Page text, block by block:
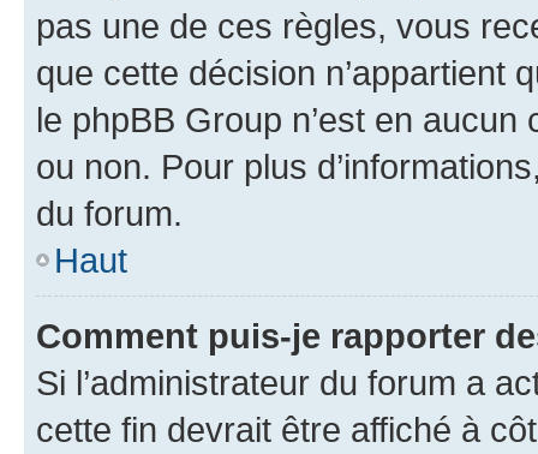
pas une de ces règles, vous
que cette décision n’appartient
le phpBB Group n’est en
ou non. Pour plus
du forum.
Haut
Comment puis-je rapporter
Si l’administrateur du forum a
cette fin devrait être affiché à